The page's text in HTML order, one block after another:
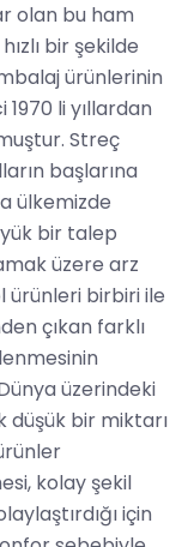
olan bu ham
bir şekilde
ürünlerinin
li yıllardan
Streç
başlarına
ülkemizde
bir talep
üzere arz
ürünleri birbiri ile
çıkan farklı
üzerindeki
bir miktarı
kolay şekil
için